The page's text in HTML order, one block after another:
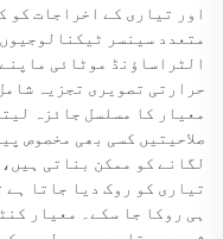
اور تیاری کے اخراجات کو
متعدد سینسر
الٹراساؤنڈ موٹائی
حرارتی تصویری تجزیہ
معیار کا مسلسل جائزہ
صلاحیتیں کسی بھی مخصوص
لگانے کو ممکن بناتی
تیاری کو روک دیا جاتا
ہی روکا جا سکے۔ معیار